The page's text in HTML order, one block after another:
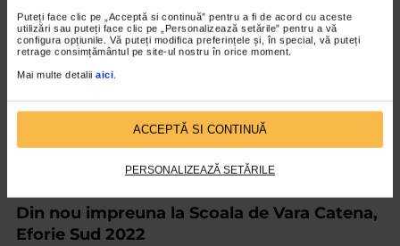
Puteți face clic pe „Acceptă si continuă” pentru a fi de acord cu aceste
utilizări sau puteți face clic pe „Personalizează setările” pentru a vă
configura opțiunile. Vă puteți modifica preferințele și, în special, vă puteți
retrage consimțământul pe site-ul nostru în orice moment.
Mai multe detalii aici.
ACCEPTĂ SI CONTINUĂ
PERSONALIZEAZĂ SETĂRILE
Din nou impreuna la Scoala de Vara Catena,
Eforie Sud 2022